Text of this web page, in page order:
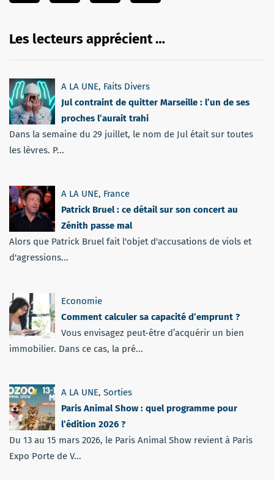
Les lecteurs apprécient …
A LA UNE, Faits Divers
Jul contraint de quitter Marseille : l’un de ses
proches l’aurait trahi
Dans la semaine du 29 juillet, le nom de Jul était sur toutes
les lèvres. P...
A LA UNE, France
Patrick Bruel : ce détail sur son concert au
Zénith passe mal
Alors que Patrick Bruel fait l'objet d'accusations de viols et
d'agressions...
Economie
Comment calculer sa capacité d’emprunt ?
Vous envisagez peut-être d’acquérir un bien
immobilier. Dans ce cas, la pré...
A LA UNE, Sorties
Paris Animal Show : quel programme pour
l’édition 2026 ?
Du 13 au 15 mars 2026, le Paris Animal Show revient à Paris
Expo Porte de V...